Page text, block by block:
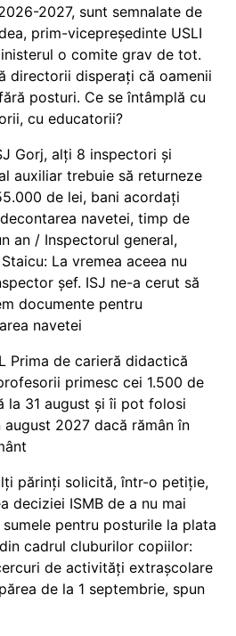
2027, sunt semnalate de
prim-vicepreședinte USLI
o comite grav de tot.
directorii disperați că oamenii
posturi. Ce se întâmplă cu
cu educatorii?
Gorj, alți 8 inspectori și
auxiliar trebuie să returneze
de lei, bani acordați
navetei, timp de
an / Inspectorul general,
La vremea aceea nu
șef. ISJ ne-a cerut să
documente pentru
navetei
Prima de carieră didactică
primesc cei 1.500 de
la 31 august și îi pot folosi
august 2027 dacă rămân în
părinți solicită, într-o petiție,
deciziei ISMB de a nu mai
pentru posturile la plata
cadrul cluburilor copiilor:
de activități extrașcolare
de la 1 septembrie, spun